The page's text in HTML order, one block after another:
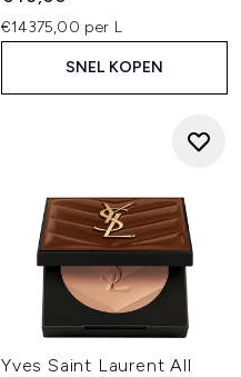
€14375,00 per L
SNEL KOPEN
Yves Saint Laurent All